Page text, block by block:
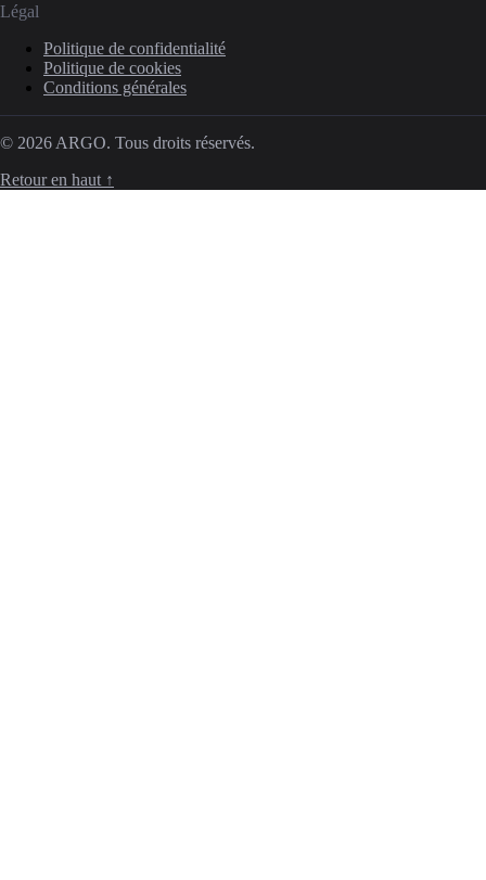
Légal
Politique de confidentialité
Politique de cookies
Conditions générales
© 2026 ARGO. Tous droits réservés.
Retour en haut ↑